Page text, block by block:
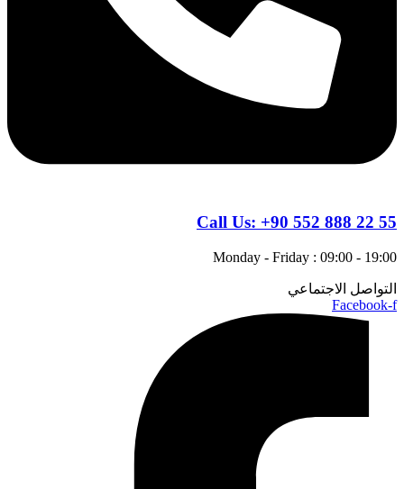
Call Us: +90 552 888 22 55
Monday - Friday : 09:00 - 19:00
التواصل الاجتماعي
Facebook-f